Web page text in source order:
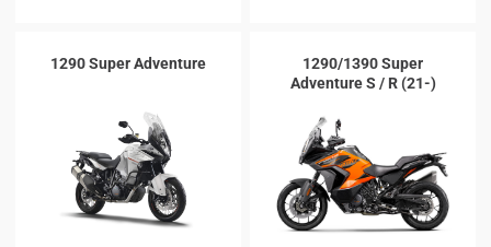
1290 Super Adventure
1290/1390 Super
Adventure S / R (21-)